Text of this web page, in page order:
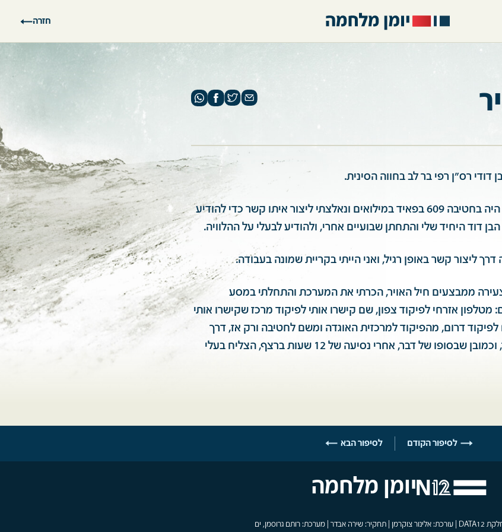
חזרה
בעלי הטרי אז (חודשיים) היה בחטיבה 609 בפאיד במילואים ונאלצתי ליצור איתו קשר כדי להודיע
דוד היחיד שלי והתחתן שבועיים אחרי, ולהודיע לבעלי על ההלוויה.
דרך ליצור קשר באופן רגיל, ואני הייתי בקריית שמונה בעבודה.
ממבצעים חיל האויר, הכרתי את המערכת והתחלתי במסע
אזרחי לפיקוד צפון, שם קישרו אותי לפיקוד מרכז שקישרו אותי
דרום, מהפיקוד למרכזית האוגדה ומשם לחטיבה ורק אז, דרך
טלפון נל"נ הצלחנו לדבר, וכמובן שבסופו של דבר, אחרי נסיעה של 12 שעות ברצף, הצליח בעלי
לסיפור הקודם לסיפור הבא
יומן מלחמה
פרויקט של מחלקת DATA12 | עורכת: אלינור צוקרמן | תחקיר: שירה אבדר | מערכת: רותם גרוסמן, ים